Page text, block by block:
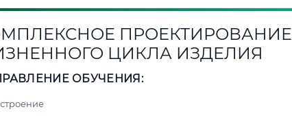
ПРОЕКТИРОВАНИЕ
ЦИКЛА ИЗДЕЛИЯ
ОБУЧЕНИЯ: